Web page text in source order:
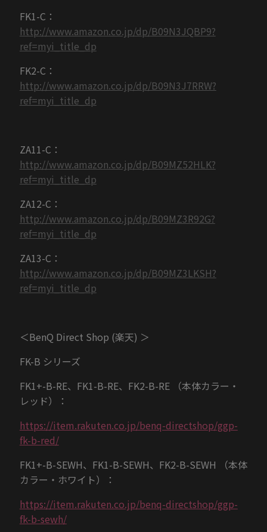
FK1-C：
http://www.amazon.co.jp/dp/B09N3JQBP9?
ref=myi_title_dp
FK2-C：
http://www.amazon.co.jp/dp/B09N3J7RRW?
ref=myi_title_dp
ZA11-C：
http://www.amazon.co.jp/dp/B09MZ52HLK?
ref=myi_title_dp
ZA12-C：
http://www.amazon.co.jp/dp/B09MZ3R92G?
ref=myi_title_dp
ZA13-C：
http://www.amazon.co.jp/dp/B09MZ3LKSH?
ref=myi_title_dp
＜BenQ Direct Shop (楽天) ＞
FK-B シリーズ
FK1+-B-RE、FK1-B-RE、FK2-B-RE （本体カラー・
レッド）：
https://item.rakuten.co.jp/benq-directshop/ggp-
fk-b-red/
FK1+-B-SEWH、FK1-B-SEWH、FK2-B-SEWH （本体
カラー・ホワイト）：
https://item.rakuten.co.jp/benq-directshop/ggp-
fk-b-sewh/